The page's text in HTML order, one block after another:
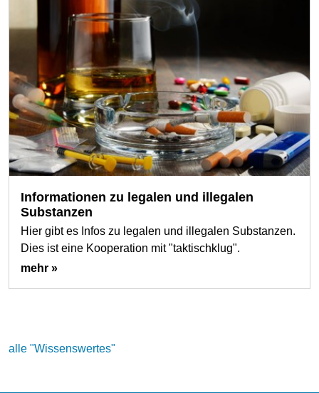
Informationen zu legalen und illegalen
Substanzen
Hier gibt es Infos zu legalen und illegalen Substanzen.
Dies ist eine Kooperation mit "taktischklug".
mehr »
alle "Wissenswertes"